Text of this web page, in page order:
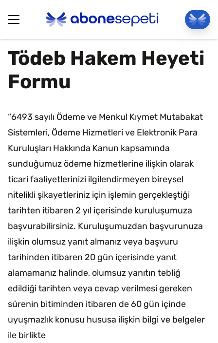
Tödeb Hakem Heyeti
Formu
“6493 sayılı Ödeme ve Menkul Kıymet Mutabakat
Sistemleri, Ödeme Hizmetleri ve Elektronik Para
Kuruluşları Hakkında Kanun kapsamında
sunduğumuz ödeme hizmetlerine ilişkin olarak
ticari faaliyetlerinizi ilgilendirmeyen bireysel
nitelikli şikayetleriniz için işlemin gerçekleştiği
tarihten itibaren 2 yıl içerisinde kuruluşumuza
başvurabilirsiniz. Kuruluşumuzdan başvurunuza
ilişkin olumsuz yanıt almanız veya başvuru
tarihinden itibaren 20 gün içerisinde yanıt
alamamanız halinde, olumsuz yanıtın tebliğ
edildiği tarihten veya cevap verilmesi gereken
sürenin bitiminden itibaren de 60 gün içinde
uyuşmazlık konusu hususa ilişkin bilgi ve belgeler
ile birlikte